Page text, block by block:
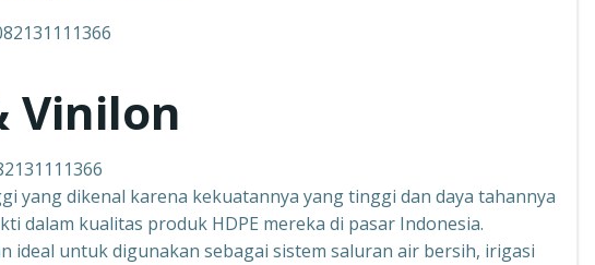
Vinilon
yang dikenal karena kekuatannya yang tinggi dan daya tahannya
dalam kualitas produk HDPE mereka di pasar Indonesia.
ideal untuk digunakan sebagai sistem saluran air bersih, irigasi